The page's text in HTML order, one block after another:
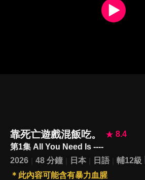
靠死亡遊戲混飯吃。
8.4
第1集 All You Need Is ----
2026
48 分鐘 日本 日語
輔12級
＊此內容可能含有暴力血腥